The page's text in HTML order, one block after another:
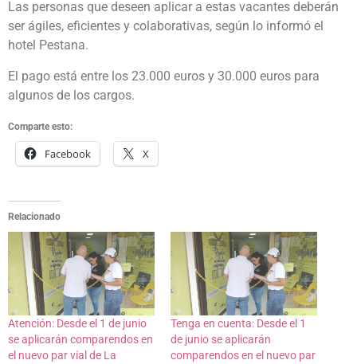
Las personas que deseen aplicar a estas vacantes deberán
ser ágiles, eficientes y colaborativas, según lo informó el
hotel Pestana.
El pago está entre los 23.000 euros y 30.000 euros para
algunos de los cargos.
Comparte esto:
Facebook X
Relacionado
Atención: Desde el 1 de junio
se aplicarán comparendos en
el nuevo par vial de La
Tenga en cuenta: Desde el 1
de junio se aplicarán
comparendos en el nuevo par